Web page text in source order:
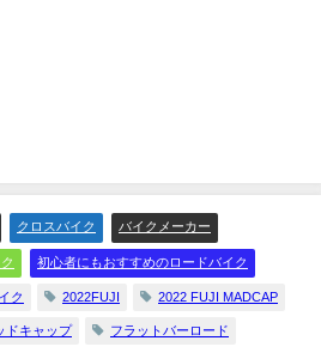
クロスバイク バイクメーカー
初心者にもおすすめのロードバイク
ク 2022FUJI 2022 FUJI MADCAP
ドキャップ フラットバーロード